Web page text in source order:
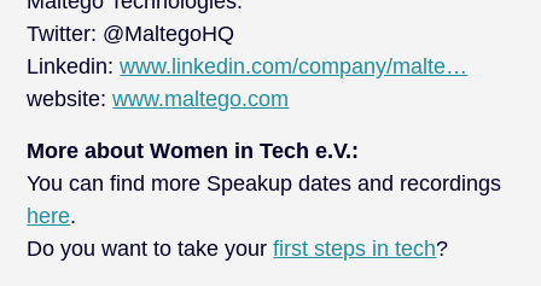
Twitter: @MaltegoHQ
Linkedin:www.linkedin.com/company/malte…
website:www.maltego.com
More about Women in Tech e.V.:
You can find more Speakup dates and recordings
here.
Do you want to take yourfirst steps in tech?